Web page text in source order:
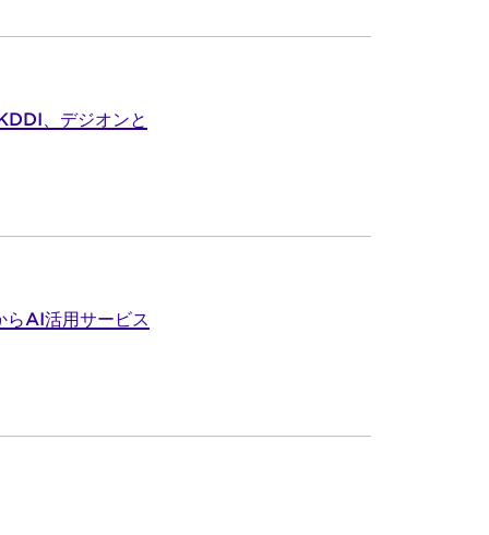
、デジオンと
らAI活用サービス